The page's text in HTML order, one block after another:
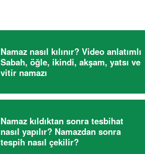
Namaz nasıl kılınır? Video anlatımlı
Sabah, öğle, ikindi, akşam, yatsı ve
vitir namazı
Namaz kıldıktan sonra tesbihat
nasıl yapılır? Namazdan sonra
tespih nasıl çekilir?